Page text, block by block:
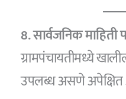
8. सार्वजनिक
ग्रामपंचायतीमध्ये
उपलब्ध असणे